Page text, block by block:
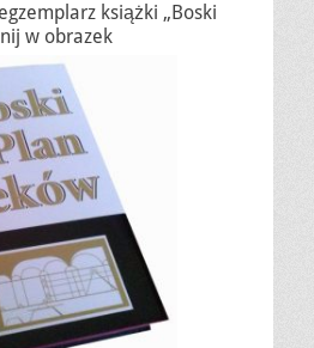
książki „Boski
w obrazek